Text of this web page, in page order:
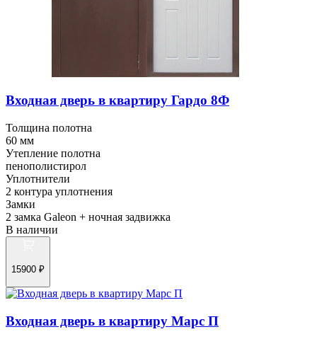
Входная дверь в квартиру Гардо 8Ф
Толщина полотна
60 мм
Утепление полотна
пенополистирол
Уплотнители
2 контура уплотнения
Замки
2 замка Galeon + ночная задвижка
В наличии
15900 ₽
Входная дверь в квартиру Марс П